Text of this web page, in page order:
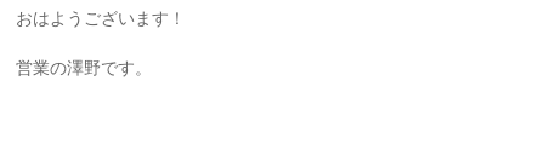
おはようございます！
営業の澤野です。